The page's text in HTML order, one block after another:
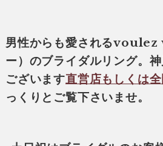
男性からも愛されるvoulez
ー）のブライダルリング。
ございます直営店もしくは
っくりとご覧下さいませ。